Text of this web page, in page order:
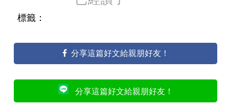
標籤：
分享這篇好文給親朋好友！
分享這篇好文給親朋好友！